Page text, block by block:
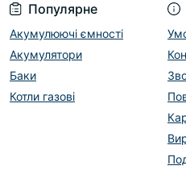
Популярне
Акумулюючі ємності
Акумулятори
Баки
Котли газові